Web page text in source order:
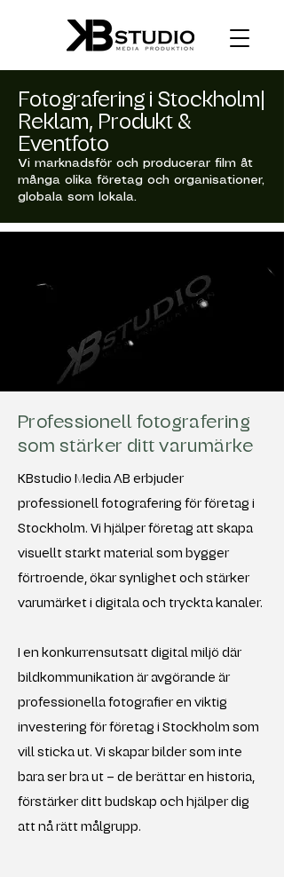
Fotografering i Stockholm|
Reklam, Produkt &
Eventfoto
Vi marknadsför och producerar film åt
många olika företag och organisationer,
globala som lokala.
Professionell fotografering
som stärker ditt varumärke
KBstudio Media AB erbjuder
professionell fotografering för företag i
Stockholm. Vi hjälper företag att skapa
visuellt starkt material som bygger
förtroende, ökar synlighet och stärker
varumärket i digitala och tryckta kanaler.
I en konkurrensutsatt digital miljö där
bildkommunikation är avgörande är
professionella fotografier en viktig
investering för företag i Stockholm som
vill sticka ut. Vi skapar bilder som inte
bara ser bra ut – de berättar en historia,
förstärker ditt budskap och hjälper dig
att nå rätt målgrupp.